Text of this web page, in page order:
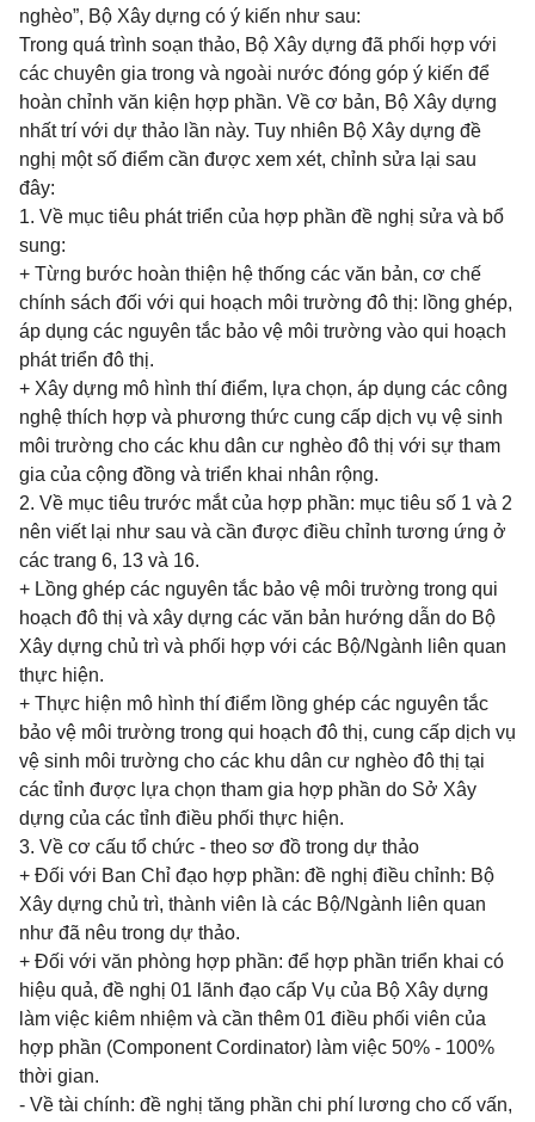
nghèo”, Bộ Xây dựng có ý kiến như sau:
Trong quá trình soạn thảo, Bộ Xây dựng đã phối hợp với
các chuyên gia trong và ngoài nước đóng góp ý kiến để
hoàn chỉnh văn kiện hợp phần. Về cơ bản, Bộ Xây dựng
nhất trí với dự thảo lần này. Tuy nhiên Bộ Xây dựng đề
nghị một số điểm cần được xem xét, chỉnh sửa lại sau
đây:
1. Về mục tiêu phát triển của hợp phần đề nghị sửa và bổ
sung:
+ Từng bước hoàn thiện hệ thống các văn bản, cơ chế
chính sách đối với qui hoạch môi trường đô thị: lồng ghép,
áp dụng các nguyên tắc bảo vệ môi trường vào qui hoạch
phát triển đô thị.
+ Xây dựng mô hình thí điểm, lựa chọn, áp dụng các công
nghệ thích hợp và phương thức cung cấp dịch vụ vệ sinh
môi trường cho các khu dân cư nghèo đô thị với sự tham
gia của cộng đồng và triển khai nhân rộng.
2. Về mục tiêu trước mắt của hợp phần: mục tiêu số 1 và 2
nên viết lại như sau và cần được điều chỉnh tương ứng ở
các trang 6, 13 và 16.
+ Lồng ghép các nguyên tắc bảo vệ môi trường trong qui
hoạch đô thị và xây dựng các văn bản hướng dẫn do Bộ
Xây dựng chủ trì và phối hợp với các Bộ/Ngành liên quan
thực hiện.
+ Thực hiện mô hình thí điểm lồng ghép các nguyên tắc
bảo vệ môi trường trong qui hoạch đô thị, cung cấp dịch vụ
vệ sinh môi trường cho các khu dân cư nghèo đô thị tại
các tỉnh được lựa chọn tham gia hợp phần do Sở Xây
dựng của các tỉnh điều phối thực hiện.
3. Về cơ cấu tổ chức - theo sơ đồ trong dự thảo
+ Đối với Ban Chỉ đạo hợp phần: đề nghị điều chỉnh: Bộ
Xây dựng chủ trì, thành viên là các Bộ/Ngành liên quan
như đã nêu trong dự thảo.
+ Đối với văn phòng hợp phần: để hợp phần triển khai có
hiệu quả, đề nghị 01 lãnh đạo cấp Vụ của Bộ Xây dựng
làm việc kiêm nhiệm và cần thêm 01 điều phối viên của
hợp phần (Component Cordinator) làm việc 50% - 100%
thời gian.
- Về tài chính: đề nghị tăng phần chi phí lương cho cố vấn,